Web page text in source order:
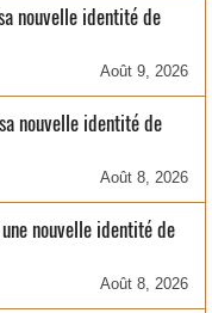
nouvelle identité de
Août 9, 2026
nouvelle identité de
Août 8, 2026
nouvelle identité de
Août 8, 2026